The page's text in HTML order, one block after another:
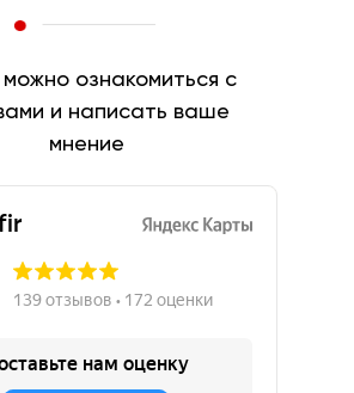
ознакомиться с
и написать ваше
мнение